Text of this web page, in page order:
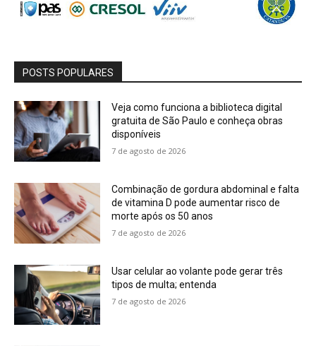
POSTS POPULARES
Veja como funciona a biblioteca digital
gratuita de São Paulo e conheça obras
disponíveis
7 de agosto de 2026
Combinação de gordura abdominal e falta
de vitamina D pode aumentar risco de
morte após os 50 anos
7 de agosto de 2026
Usar celular ao volante pode gerar três
tipos de multa; entenda
7 de agosto de 2026